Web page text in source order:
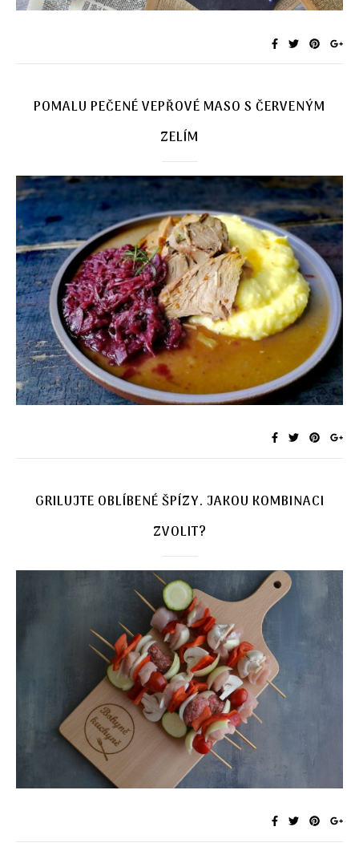
POMALU PEČENÉ VEPŘOVÉ MASO S ČERVENÝM
ZELÍM
GRILUJTE OBLÍBENÉ ŠPÍZY. JAKOU KOMBINACI
ZVOLIT?